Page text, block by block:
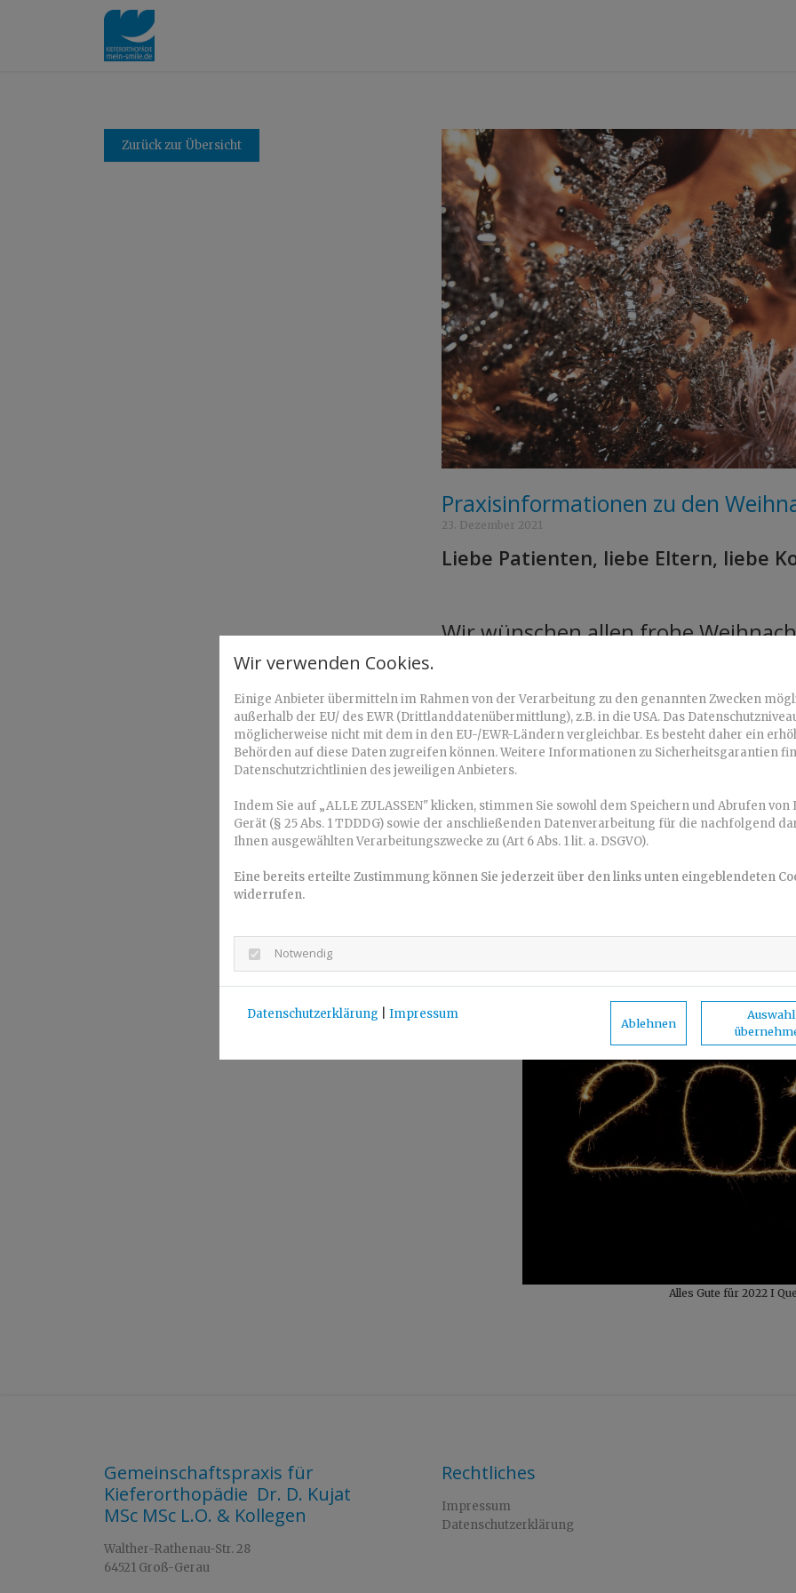
Zurück zur Übersicht
Praxisinformationen zu den
23. Dezember 2021
Liebe Patienten, liebe Eltern, liebe
Wir wünschen allen frohe
Am 24.12 und 31.12.2021 ist die
30.12.2021 sind wir zu den
Informationen zum zahnärztliche
https://www.kzvh.de/patienten/notdienstKARTE/
Wir freuen uns darauf, Sie ab03.01.2022wieder
Ihr Praxisteam
Alles Gute für 2022 I
Gemeinschaftspraxis für
Kieferorthopädie Dr. D. Kujat
MSc MSc L.O. & Kollegen
Walther-Rathenau-Str. 28
64521 Groß-Gerau
Rechtliches
Impressum
Datenschutzerklärung
Wir verwenden Cookies.
Einige Anbieter übermitteln im Rahmen von der Verarbeitung zu den genannten Zwecken
außerhalb der EU/ des EWR (Drittlanddatenübermittlung), z.B. in die USA. Das
möglicherweise nicht mit dem in den EU-/EWR-Ländern vergleichbar. Es besteht daher ein
Behörden auf diese Daten zugreifen können. Weitere Informationen zu Sicherheitsgarantien
Datenschutzrichtlinien des jeweiligen Anbieters.
Indem Sie auf „ALLE ZULASSEN" klicken, stimmen Sie sowohl dem Speichern und Abrufen
Gerät (§ 25 Abs. 1 TDDDG) sowie der anschließenden Datenverarbeitung für die nachfolgend
Ihnen ausgewählten Verarbeitungszwecke zu (Art 6 Abs. 1 lit. a. DSGVO).
Eine bereits erteilte Zustimmung können Sie jederzeit über den links unten eingeblendeten
widerrufen.
Notwendig
Datenschutzerklärung Impressum
Ablehnen
Auswahl